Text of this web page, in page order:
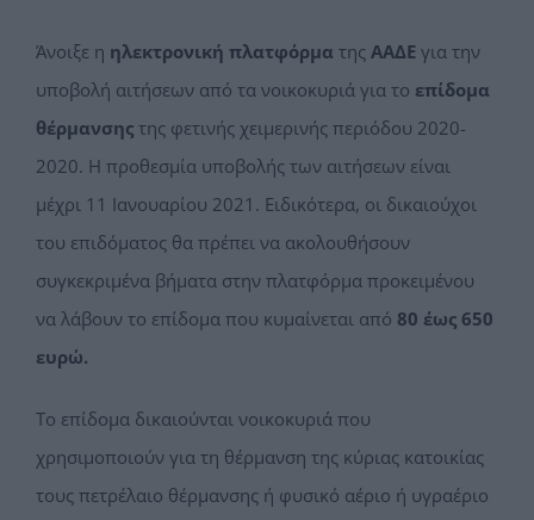
Άνοιξε η ηλεκτρονική πλατφόρμα της ΑΑΔΕ για την
υποβολή αιτήσεων από τα νοικοκυριά για το επίδομα
θέρμανσης της φετινής χειμερινής περιόδου 2020-
2020. Η προθεσμία υποβολής των αιτήσεων είναι
μέχρι 11 Ιανουαρίου 2021. Ειδικότερα, οι δικαιούχοι
του επιδόματος θα πρέπει να ακολουθήσουν
συγκεκριμένα βήματα στην πλατφόρμα προκειμένου
να λάβουν το επίδομα που κυμαίνεται από 80 έως 650
ευρώ.
Το επίδομα δικαιούνται νοικοκυριά που
χρησιμοποιούν για τη θέρμανση της κύριας κατοικίας
τους πετρέλαιο θέρμανσης ή φυσικό αέριο ή υγραέριο